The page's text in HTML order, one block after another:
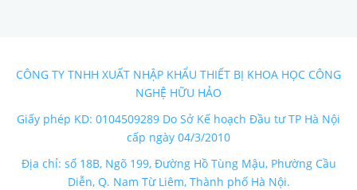
CÔNG TY TNHH XUẤT NHẬP KHẨU THIẾT BỊ KHOA HỌC CÔNG
NGHỆ HỮU HẢO
Giấy phép KD: 0104509289 Do Sở Kế hoạch Đầu tư TP Hà Nội
cấp ngày 04/3/2010
Địa chỉ: số 18B, Ngõ 199, Đường Hồ Tùng Mậu, Phường Cầu
Diễn, Q. Nam Từ Liêm, Thành phố Hà Nội.